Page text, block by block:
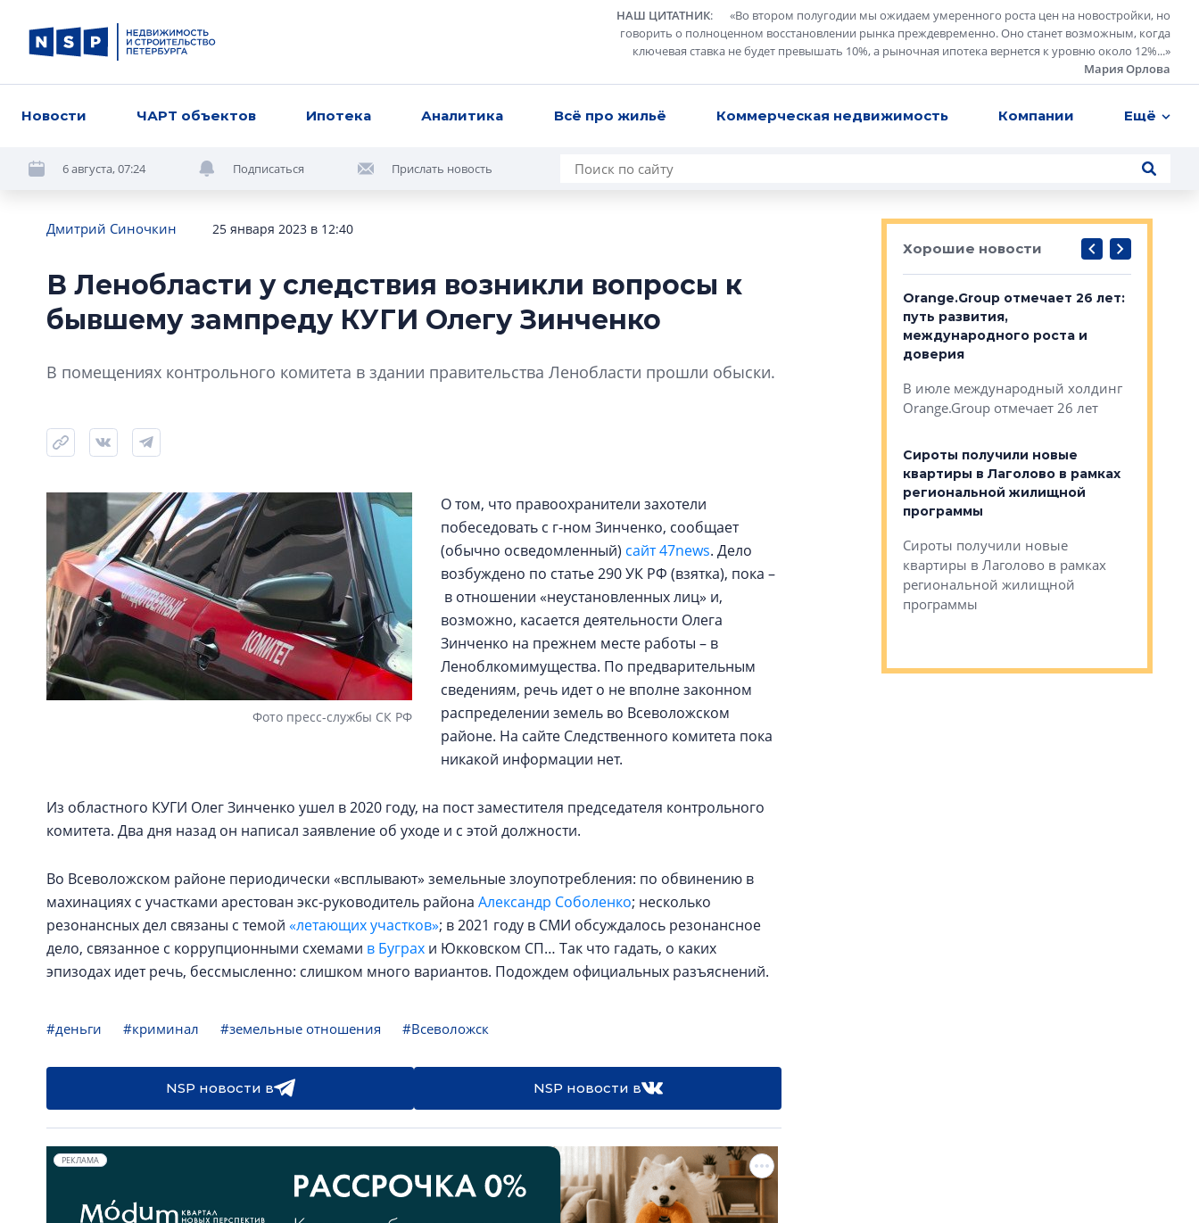
НАШ ЦИТАТНИК: «Во втором полугодии мы ожидаем умеренного роста цен на новостройки, но
говорить о полноценном восстановлении рынка преждевременно. Оно станет возможным, когда
ключевая ставка не будет превышать 10%, а рыночная ипотека вернется к уровню около 12%...»
Мария Орлова
Новости ЧАРТ объектов Ипотека Аналитика Всё про жильё Коммерческая недвижимость Компании Ещё
6 августа, 07:24 Подписаться Прислать новость
Дмитрий Синочкин 25 января 2023 в 12:40
В Ленобласти у следствия возникли вопросы к
бывшему зампреду КУГИ Олегу Зинченко
В помещениях контрольного комитета в здании правительства Ленобласти прошли обыски.
Фото пресс-службы СК РФ
О том, что правоохранители захотели
побеседовать с г-ном Зинченко, сообщает
(обычно осведомленный) сайт 47news. Дело
возбуждено по статье 290 УК РФ (взятка), пока –
в отношении «неустановленных лиц» и,
возможно, касается деятельности Олега
Зинченко на прежнем месте работы – в
Леноблкомимущества. По предварительным
сведениям, речь идет о не вполне законном
распределении земель во Всеволожском
районе. На сайте Следственного комитета пока
никакой информации нет.
Из областного КУГИ Олег Зинченко ушел в 2020 году, на пост заместителя председателя контрольного
комитета. Два дня назад он написал заявление об уходе и с этой должности.
Во Всеволожском районе периодически «всплывают» земельные злоупотребления: по обвинению в
махинациях с участками арестован экс-руководитель района Александр Соболенко; несколько
резонансных дел связаны с темой «летающих участков»; в 2021 году в СМИ обсуждалось резонансное
дело, связанное с коррупционными схемами в Буграх и Юкковском СП… Так что гадать, о каких
эпизодах идет речь, бессмысленно: слишком много вариантов. Подождем официальных разъяснений.
#деньги #криминал #земельные отношения #Всеволожск
NSP новости в NSP новости в
РЕКЛАМА
Хорошие новости
В Санкт-Петербурге выбрали
девятый сезон творческого
образования
В Красногвардейском районе
Петербурга появился еще один
центр совмещенного образования
Orange.Group отмечает 26 лет:
путь развития,
международного роста и
доверия
В июле международный холдинг
Orange.Group отмечает 26 лет
Сироты получили новые
квартиры в Лаголово в рамках
региональной жилищной
программы
Сироты получили новые
квартиры в Лаголово в рамках
региональной жилищной
программы